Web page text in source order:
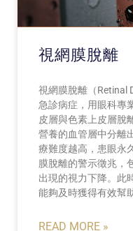
視網膜脫離
視網膜脫離（Retinal
急診病症，用眼科專
皮層與色素上皮層脫
營養的血管層中分離
療難度越高，患眼永
膜脫離的警示徵兆，
出現的視力下降。此
能夠及時獲得有效幫
READ MORE »